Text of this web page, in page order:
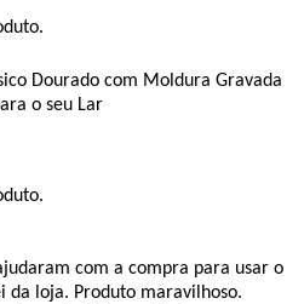
Dourado com Moldura Gravada
o seu Lar
com a compra para usar o
da loja. Produto maravilhoso.